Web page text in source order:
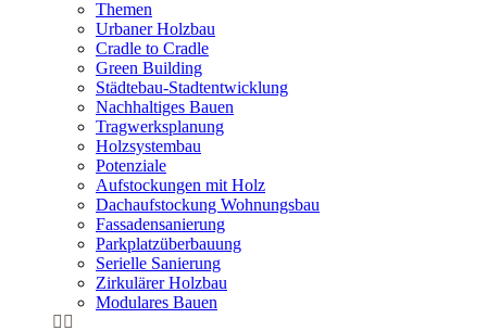
Themen
Urbaner Holzbau
Cradle to Cradle
Green Building
Städtebau-Stadtentwicklung
Nachhaltiges Bauen
Tragwerksplanung
Holzsystembau
Potenziale
Aufstockungen mit Holz
Dachaufstockung Wohnungsbau
Fassadensanierung
Parkplatzüberbauung
Serielle Sanierung
Zirkulärer Holzbau
Modulares Bauen